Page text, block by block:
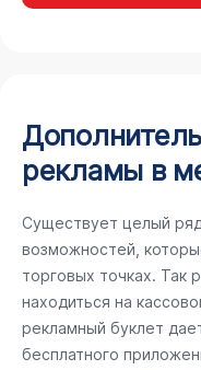
рекламы в
Существует целый
возможностей,
торговых точках. Так
находиться на
рекламный буклет
бесплатного